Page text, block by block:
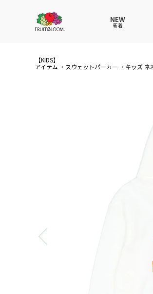
NEW
新着
【KIDS】
アイテム
スウェットパーカー
キッズ ネ